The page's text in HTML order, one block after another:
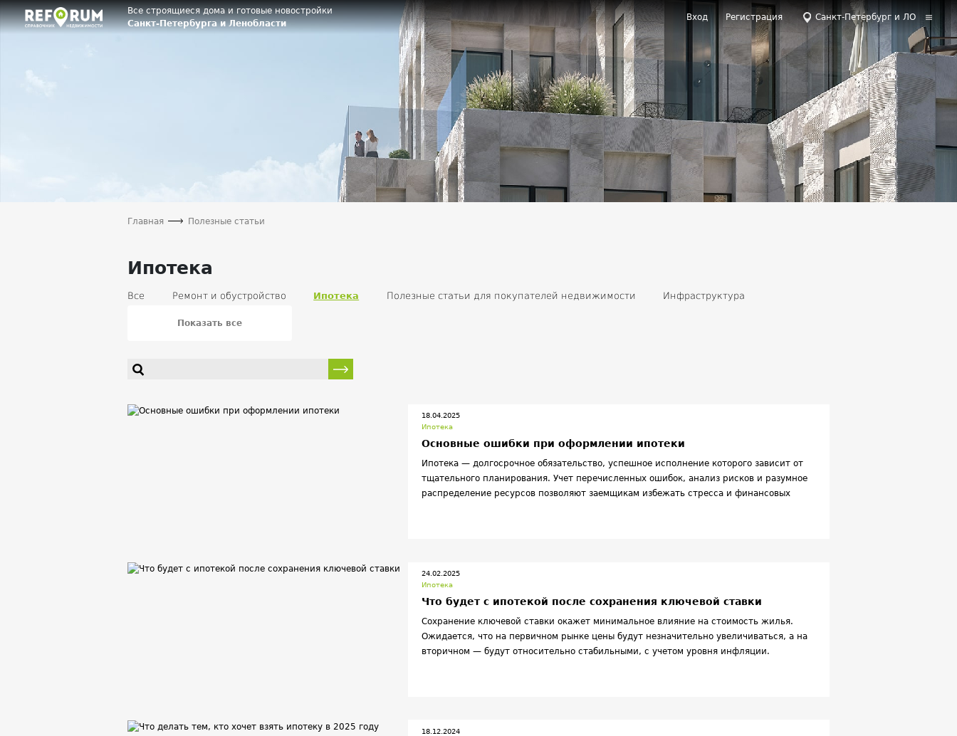
Все строящиеся дома и готовые новостройки
Санкт-Петербурга и Ленобласти
Вход Регистрация Санкт-Петербург и ЛО
Главная Полезные статьи
Ипотека
Все Ремонт и обустройство Ипотека Полезные статьи для покупателей недвижимости
Инфраструктура
Жилая недвижимость
Новости от застройщиков
Приватизация
Происшествия и нарушения
Показать все
18.04.2025
Ипотека
Основные ошибки при оформлении ипотеки
Ипотека — долгосрочное обязательство, успешное исполнение которого зависит от
тщательного планирования. Учет перечисленных ошибок, анализ рисков и разумное
распределение ресурсов позволяют заемщикам избежать стресса и финансовых
24.02.2025
Ипотека
Что будет с ипотекой после сохранения ключевой ставки
Сохранение ключевой ставки окажет минимальное влияние на стоимость жилья.
Ожидается, что на первичном рынке цены будут незначительно увеличиваться, а на
вторичном — будут относительно стабильными, с учетом уровня инфляции.
18.12.2024